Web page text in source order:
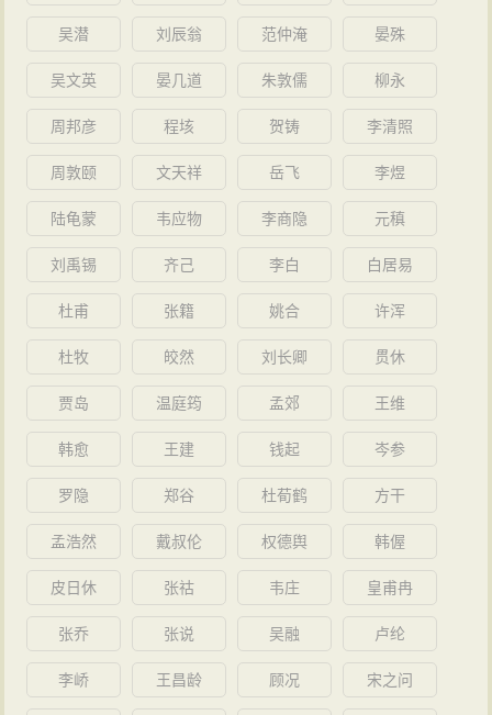
吴潜 刘辰翁 范仲淹 晏殊
吴文英 晏几道 朱敦儒 柳永
周邦彦 程垓 贺铸 李清照
周敦颐 文天祥 岳飞 李煜
陆龟蒙 韦应物 李商隐 元稹
刘禹锡 齐己 李白 白居易
杜甫 张籍 姚合 许浑
杜牧 皎然 刘长卿 贯休
贾岛 温庭筠 孟郊 王维
韩愈 王建 钱起 岑参
罗隐 郑谷 杜荀鹤 方干
孟浩然 戴叔伦 权德舆 韩偓
皮日休 张祜 韦庄 皇甫冉
张乔 张说 吴融 卢纶
李峤 王昌龄 顾况 宋之问